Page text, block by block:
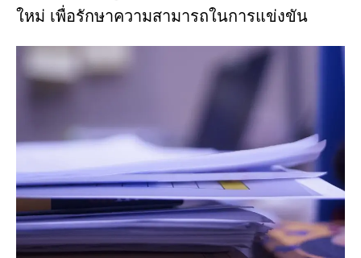
ใหม่ เพื่อรักษาความสามารถในการแข่งขัน